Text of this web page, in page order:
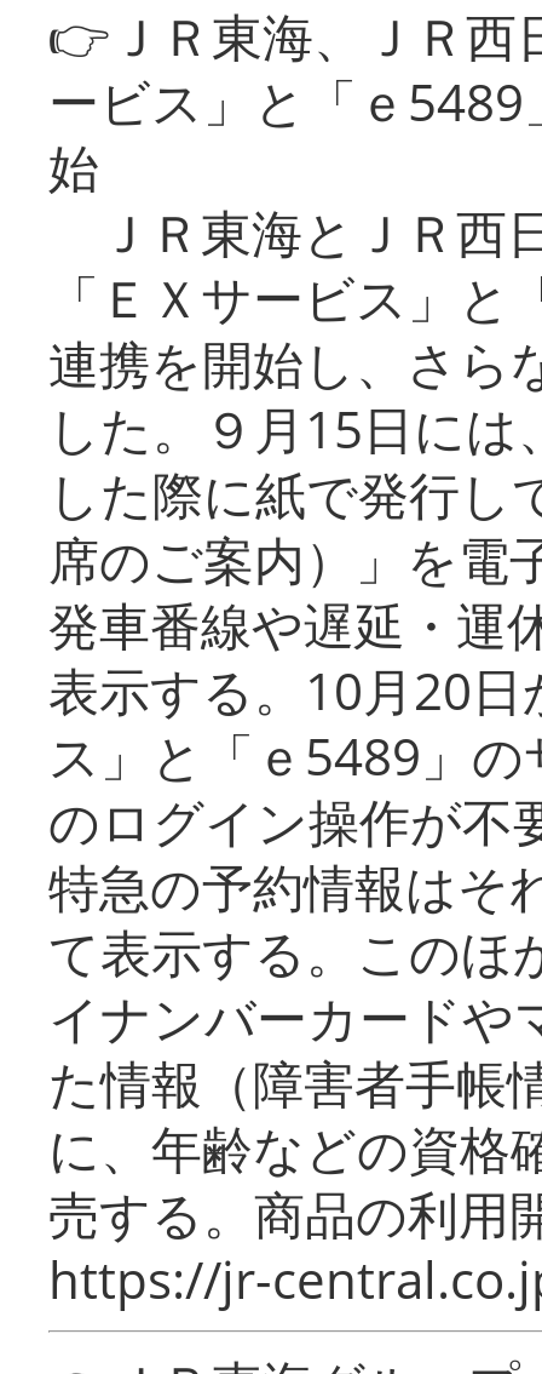
👉ＪＲ東海、ＪＲ
ービス」と「ｅ
始
ＪＲ東海とＪＲ西
「ＥＸサービス」
連携を開始し、さら
した。９月15日に
した際に紙で発行し
席のご案内）」を電
発車番線や遅延・運
表示する。10月20
ス」と「ｅ5489」
のログイン操作が不
特急の予約情報はそ
て表示する。このほ
イナンバーカードや
た情報（障害者手帳
に、年齢などの資格
売する。商品の利用
https://jr-